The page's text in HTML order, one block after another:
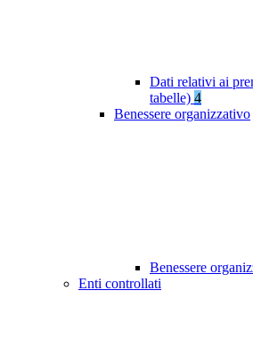
Dati relativi ai
tabelle) 4
Benessere organizzativo
Benessere
Enti controllati